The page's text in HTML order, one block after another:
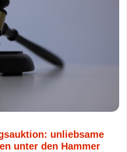
unliebsame
unter den Hammer